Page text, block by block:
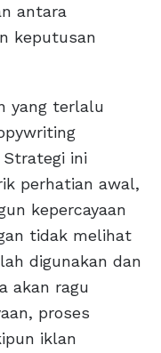
antara
keputusan
yang terlalu
Strategi ini
perhatian awal,
kepercayaan
tidak melihat
digunakan dan
akan ragu
proses
iklan